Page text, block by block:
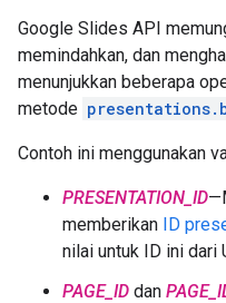
Google Slides API
memindahkan, dan
menunjukkan beberapa
metode
Contoh ini menggunakan
PRESENTATION_ID
memberikan ID
nilai untuk ID ini dari
PAGE_ID dan